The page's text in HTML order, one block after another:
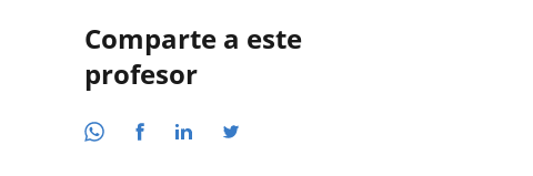
Comparte a este
profesor